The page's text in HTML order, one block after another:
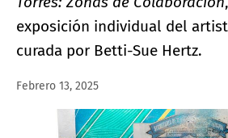
exposición individual del
curada por Betti-Sue Hertz.
Febrero 13, 2025